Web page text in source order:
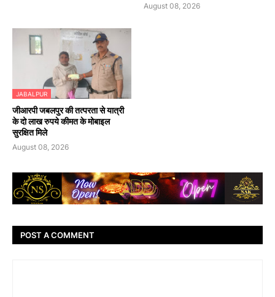
August 08, 2026
JABALPUR
जीआरपी जबलपुर की तत्परता से यात्री
के दो लाख रुपये कीमत के मोबाइल
सुरक्षित मिले
August 08, 2026
POST A COMMENT